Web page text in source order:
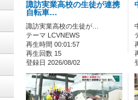
諏訪実業高校の生徒が連携
自転車…
諏訪実業高校の生徒が…
テーマ LCVNEWS
再生時間 00:01:57
再生回数 15
登録日 2026/08/02